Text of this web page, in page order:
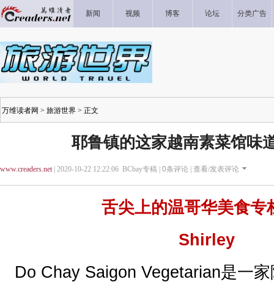
新闻 视频 博客 论坛 分类广告
万维读者网 > 旅游世界 > 正文
耶鲁镇的这家越南素菜馆味
www.creaders.net| 2020-10-22 12:22:06 BCbay专稿 | 0条评论 | 查看/发表评论
舌尖上的温哥华美食专
Shirley
Do Chay Saigon Vegetarian是一